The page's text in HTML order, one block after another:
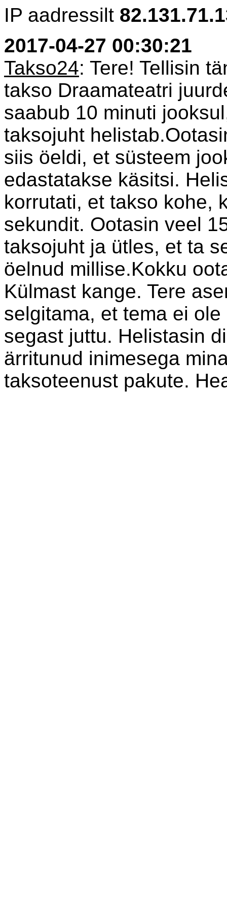
IP aadressilt
2017-04-27 00:30:21
Takso24: Tere! Tellisin
takso Draamateatri
saabub 10 minuti
taksojuht
siis öeldi, et süsteem
edastatakse käsitsi.
korrutati, et takso kohe,
sekundit. Ootasin veel
taksojuht ja ütles, et ta
öelnud millise.Kokku
Külmast kange. Tere
selgitama, et tema ei
segast juttu. Helistasin
ärritunud inimesega
taksoteenust pakute.